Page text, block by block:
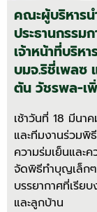
คณะผู้บริหาร
ประธานกรร
เจ้าหน้าที่บริห
บมจ.ริชี่เพลซ
ตัน วัชรพล-เ
เช้าวันที่ 18 มีนา
และทีมงานร่วม
ความร่มเย็นและ
จัดพิธีทำบุญเล็กๆ
บรรยากาศที่เรีย
และลูกบ้าน